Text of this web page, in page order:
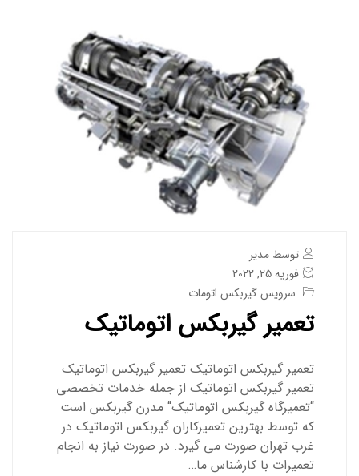
توسط مدیر
فوریه 25, 2022
سرویس گیربکس اتومات
تعمیر گیربکس اتوماتیک
تعمیر گیربکس اتوماتیک تعمیر گیربکس اتوماتیک
تعمیر گیربکس اتوماتیک از جمله خدمات تخصصی
“تعمیرگاه گیربکس اتوماتیک“ مدرن گیربکس است
که توسط بهترین تعمیرکاران گیربکس اتوماتیک در
غرب تهران صورت می گیرد. در صورت نیاز به انجام
تعمیرات با کارشناس ما…